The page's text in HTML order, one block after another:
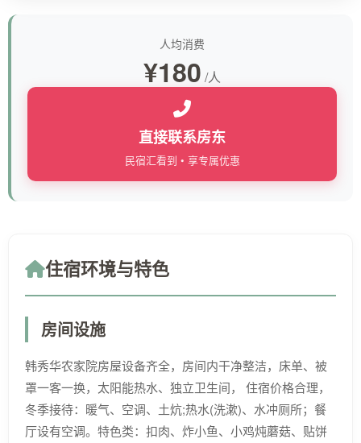
人均消费
¥180 /人
直接联系房东
民宿汇看到 • 享专属优惠
住宿环境与特色
房间设施
韩秀华农家院房屋设备齐全，房间内干净整洁，床单、被
罩一客一换，太阳能热水、独立卫生间， 住宿价格合理，
冬季接待：暖气、空调、土炕;热水(洗漱)、水冲厕所；餐
厅设有空调。特色类：扣肉、炸小鱼、小鸡炖蘑菇、贴饼